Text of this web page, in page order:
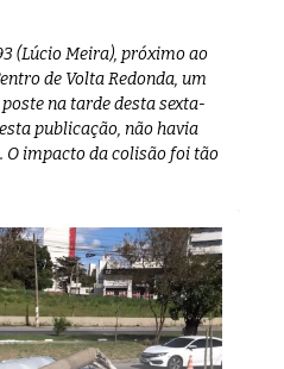
(Lúcio Meira), próximo ao
de Volta Redonda, um
na tarde desta sexta-
publicação, não havia
impacto da colisão foi tão